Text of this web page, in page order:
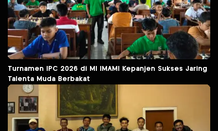
Turnamen IPC 2026 di MI IMAMI Kepanjen Sukses Jaring
Talenta Muda Berbakat